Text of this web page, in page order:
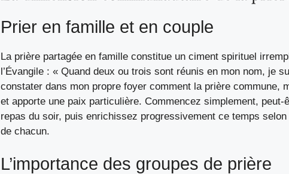
Prier en famille et en couple
La prière partagée en famille constitue un ciment spirituel
l’Évangile : « Quand deux ou trois sont réunis en mon nom, je
constater dans mon propre foyer comment la prière commune,
et apporte une paix particulière. Commencez simplement,
repas du soir, puis enrichissez progressivement ce temps
de chacun.
L’importance des groupes de prière